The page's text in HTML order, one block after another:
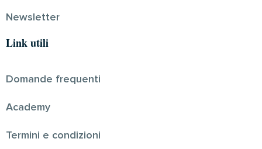
Newsletter
Link utili
Domande frequenti
Academy
Termini e condizioni